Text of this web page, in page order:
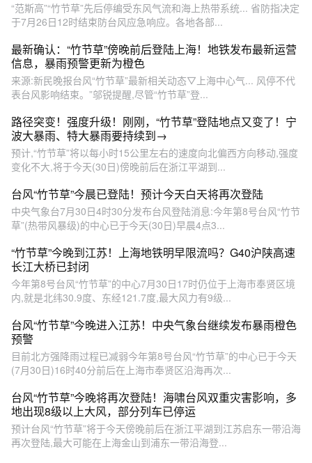
“范斯高”“竹节草”先后停编受东风气流和海上热带系统... 省防指决定
于7月26日12时结束防台风应急响应。各地各部...
最新确认：“竹节草”傍晚前后登陆上海！地铁发布最新运营
信息，暴雨预警更新为橙色
来源:新民晚报台风“竹节草”最新相关动态▽上海中心气... 风停不代
表台风影响结束。”邬锐提醒,尽管“竹节草”登...
路径突变！强度升级！刚刚，“竹节草”登陆地点又变了！宁
波大暴雨、特大暴雨要持续到→
预计,“竹节草”将以每小时15公里左右的速度向北偏西方向移动,强度
变化不大,将于今天(30日)傍晚前后在浙江平湖到...
台风“竹节草”今晨已登陆！预计今天白天将再次登陆
中央气象台7月30日4时30分发布台风登陆消息:今年第8号台风“竹节
草”(热带风暴级)的中心已于今天(30日)早晨4点3...
“竹节草”今晚到江苏！上海地铁明早限流吗？G40沪陕高速
长江大桥已封闭
今年第8号台风“竹节草”的中心7月30日17时仍位于上海市奉贤区境
内,就是北纬30.9度、东经121.7度,最大风力有9级...
台风“竹节草”今晚进入江苏！中央气象台继续发布暴雨橙色
预警
目前北方强降雨过程已减弱今年第8号台风“竹节草”的中心已于今天
(7月30日)16时40分前后在上海市奉贤区沿海再次...
台风“竹节草”今晚将再次登陆！海啸台风双重灾害影响，多
地出现8级以上大风，部分列车已停运
预计台风“竹节草”将于今天傍晚前后在浙江平湖到江苏启东一带沿海
再次登陆,最大可能在上海金山到浦东一带沿海登...